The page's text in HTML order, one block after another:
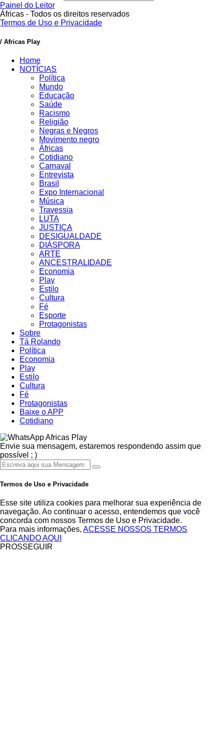
Painel do Leitor
Áfricas - Todos os direitos reservados
Termos de Uso e Privacidade
/ Africas Play
Home
NOTÍCIAS
Política
Mundo
Educação
Saúde
Racismo
Religião
Negras e Negros
Movimento negro
Áfricas
Cotidiano
Carnaval
Entrevista
Brasil
Expo Internacional
Música
Travessia
LUTA
JUSTIÇA
DESIGUALDADE
DIÁSPORA
ARTE
ANCESTRALIDADE
Economia
Play
Estilo
Cultura
Fé
Esporte
Protagonistas
Sobre
Tá Rolando
Política
Economia
Play
Estilo
Cultura
Fé
Protagonistas
Baixe o APP
Cotidiano
Africas Play
Envie sua mensagem, estaremos respondendo assim que
possível ; )
Termos de Uso e Privacidade
Esse site utiliza cookies para melhorar sua experiência de
navegação. Ao continuar o acesso, entendemos que você
concorda com nossos Termos de Uso e Privacidade.
Para mais informações, ACESSE NOSSOS TERMOS
CLICANDO AQUI
PROSSEGUIR